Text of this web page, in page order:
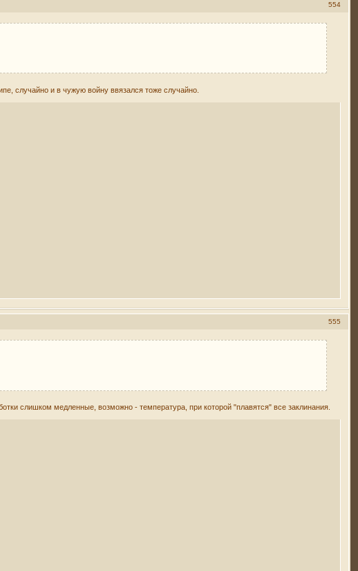
554
случайно и в чужую войну ввязался тоже случайно.
555
слишком медленные, возможно - температура, при которой "плавятся" все заклинания.